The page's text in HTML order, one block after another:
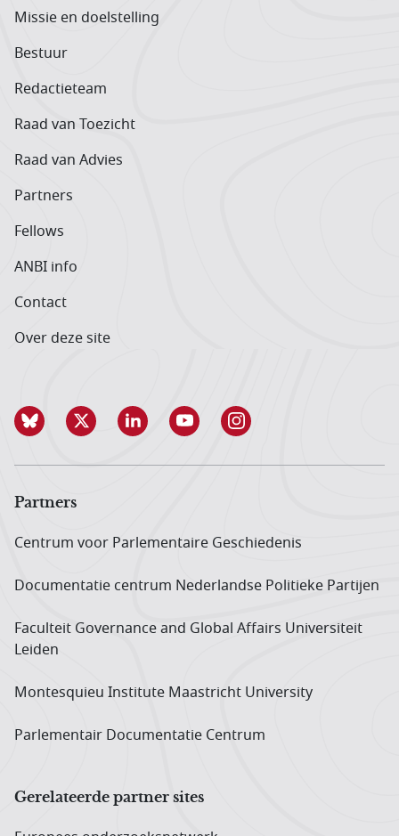
Missie en doelstelling
Bestuur
Redactieteam
Raad van Toezicht
Raad van Advies
Partners
Fellows
ANBI info
Contact
Over deze site
Partners
Centrum voor Parlementaire Geschiedenis
Documentatie centrum Neder­landse Politieke Partijen
Faculteit Governance and Global Affairs Universiteit
Leiden
Montesquieu Institute Maastricht University
Parlementair Documentatie Centrum
Gerelateerde partner sites